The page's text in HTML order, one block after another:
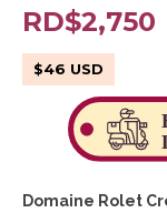
RD$2,750
$46 USD
Domaine Rolet